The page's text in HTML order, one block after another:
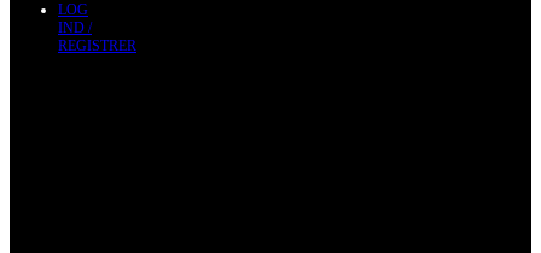
LOG
IND /
REGISTRER